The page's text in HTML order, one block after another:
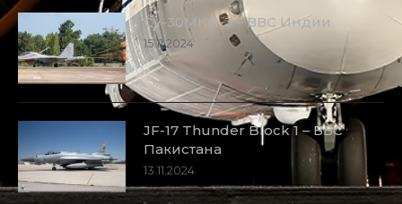
Су-30МКИ-3 – ВВС Индии
15.11.2024
JF-17 Thunder Block 1 – ВВС
Пакистана
13.11.2024